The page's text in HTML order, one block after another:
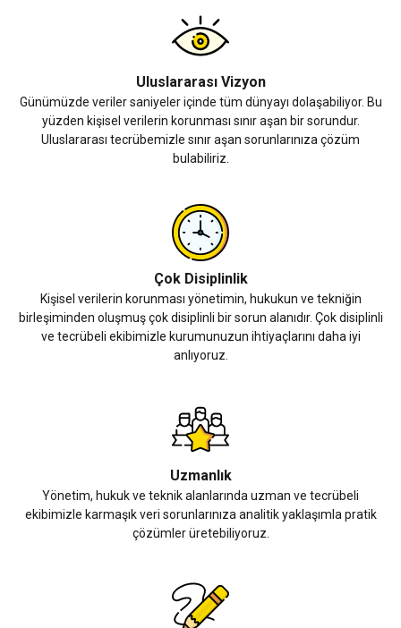
Uluslararası Vizyon
Günümüzde veriler saniyeler içinde tüm dünyayı dolaşabiliyor. Bu
yüzden kişisel verilerin korunması sınır aşan bir sorundur.
Uluslararası tecrübemizle sınır aşan sorunlarınıza çözüm
bulabiliriz.
Çok Disiplinlik
Kişisel verilerin korunması yönetimin, hukukun ve tekniğin
birleşiminden oluşmuş çok disiplinli bir sorun alanıdır. Çok disiplinli
ve tecrübeli ekibimizle kurumunuzun ihtiyaçlarını daha iyi
anlıyoruz.
Uzmanlık
Yönetim, hukuk ve teknik alanlarında uzman ve tecrübeli
ekibimizle karmaşık veri sorunlarınıza analitik yaklaşımla pratik
çözümler üretebiliyoruz.